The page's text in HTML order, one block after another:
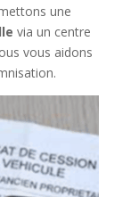
une
via un centre
vous aidons